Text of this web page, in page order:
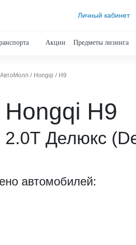
Личный кабинет
Акции Предметы лизинга
АвтоМолл Hongqi H9
Hongqi H9
2.0Т Делюкс
автомобилей: